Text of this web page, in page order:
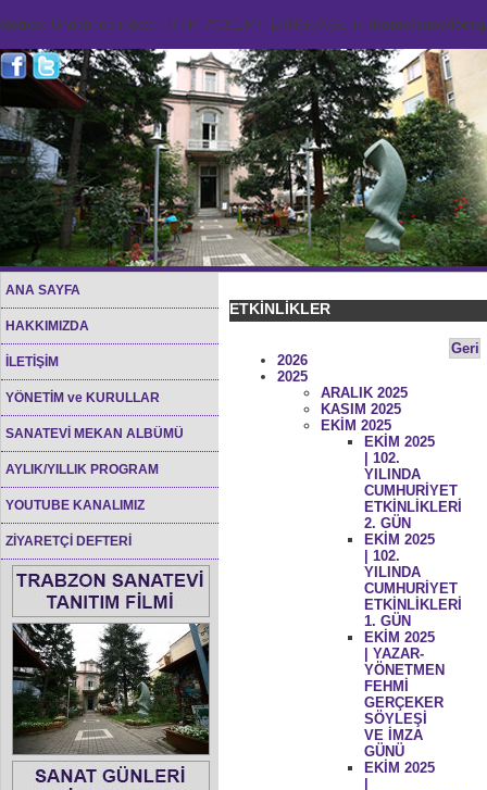
Notice: Undefined index: HTTP_ACCEPT_LANGUAGE in /home/
ANA SAYFA
HAKKIMIZDA
İLETİŞİM
YÖNETİM ve KURULLAR
SANATEVİ MEKAN ALBÜMÜ
AYLIK/YILLIK PROGRAM
YOUTUBE KANALIMIZ
ZİYARETÇİ DEFTERİ
ETKİNLİKLER
Geri
2026
2025
ARALIK 2025
KASIM 2025
EKİM 2025
EKİM 2025
| 102.
YILINDA
CUMHURİYET
ETKİNLİKLERİ
2. GÜN
EKİM 2025
| 102.
YILINDA
CUMHURİYET
ETKİNLİKLERİ
1. GÜN
EKİM 2025
| YAZAR-
YÖNETMEN
FEHMİ
GERÇEKER
SÖYLEŞİ
VE İMZA
GÜNÜ
EKİM 2025